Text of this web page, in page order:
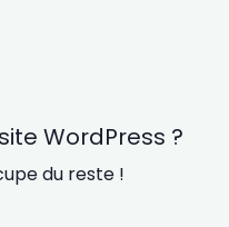
WordPress ?
du reste !